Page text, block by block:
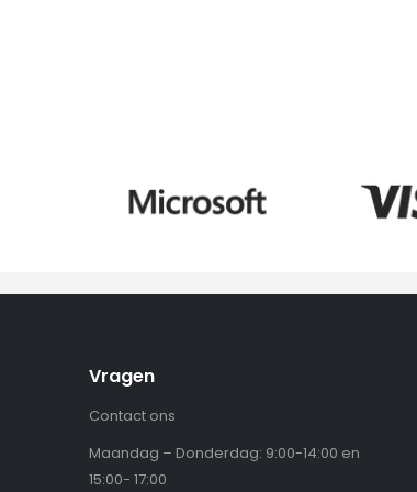
Vragen
Contact ons
Maandag – Donderdag: 9:00-14:00 en
15:00- 17:00